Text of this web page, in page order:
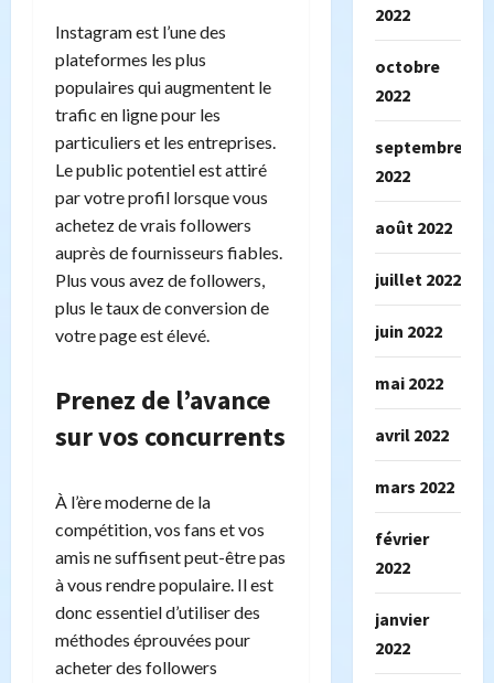
Instagram est l’une des
plateformes les plus
populaires qui augmentent le
trafic en ligne pour les
particuliers et les entreprises.
Le public potentiel est attiré
par votre profil lorsque vous
achetez de vrais followers
auprès de fournisseurs fiables.
Plus vous avez de followers,
plus le taux de conversion de
votre page est élevé.
Prenez de l’avance
sur vos concurrents
À l’ère moderne de la
compétition, vos fans et vos
amis ne suffisent peut-être pas
à vous rendre populaire. Il est
donc essentiel d’utiliser des
méthodes éprouvées pour
acheter des followers
2022
octobre
2022
septembre
2022
août 2022
juillet 2022
juin 2022
mai 2022
avril 2022
mars 2022
février
2022
janvier
2022